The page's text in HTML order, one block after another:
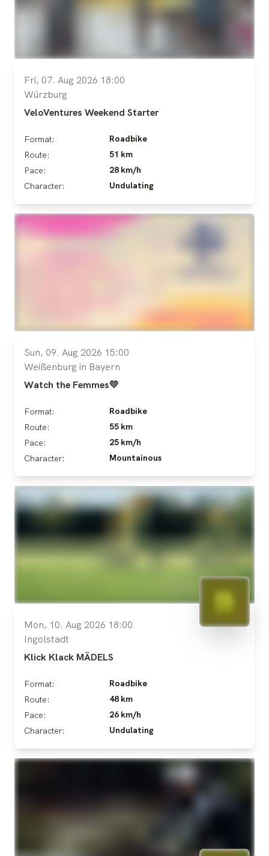
Fri, 07. Aug 2026 18:00
Würzburg
VeloVentures Weekend Starter
Format:
Roadbike
Route:
51 km
Pace:
28 km/h
Character:
Undulating
Sun, 09. Aug 2026 15:00
Weißenburg in Bayern
Watch the Femmes💛
Format:
Roadbike
Route:
55 km
Pace:
25 km/h
Character:
Mountainous
Mon, 10. Aug 2026 18:00
Ingolstadt
Klick Klack MÄDELS
Format:
Roadbike
Route:
48 km
Pace:
26 km/h
Character:
Undulating